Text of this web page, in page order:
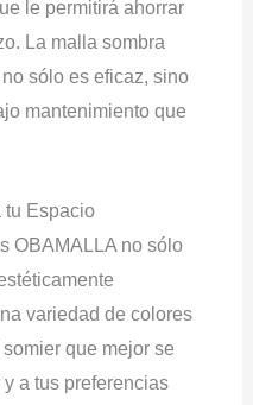
le permitirá ahorrar
La malla sombra
sólo es eficaz, sino
mantenimiento que
tu Espacio
OBAMALLA no sólo
variedad de colores
que mejor se
a tus preferencias